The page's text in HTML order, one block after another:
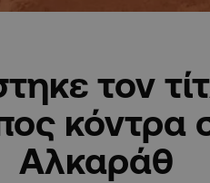
τον
κόντρα
Αλκαράθ